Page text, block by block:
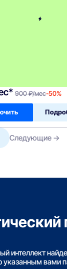
900 ₽/мес-50%
Следующие →
интеллект
указанным вами